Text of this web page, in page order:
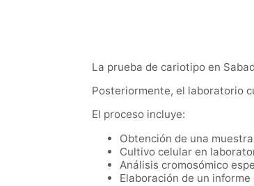
La prueba de cariotipo en
Posteriormente, el laboratorio
El proceso incluye:
Obtención de una
Cultivo celular en
Análisis cromosómico
Elaboración de un